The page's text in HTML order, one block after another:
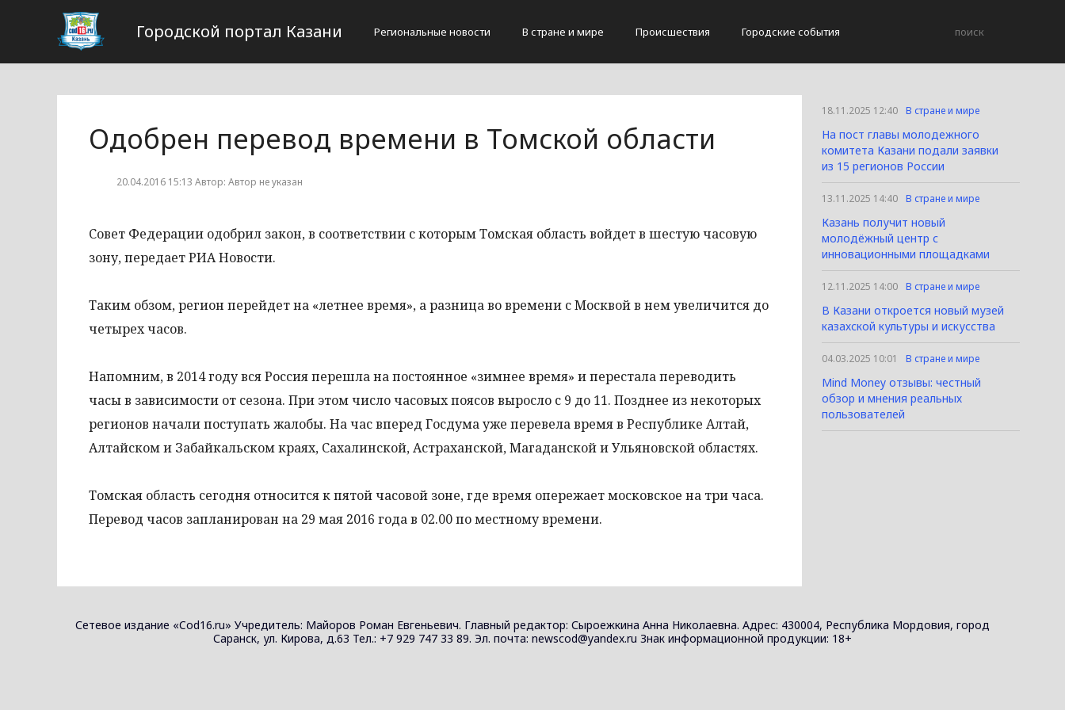
Городской портал Казани Региональные новости В стране и мире Происшествия Городские события
Одобрен перевод времени в Томской области
20.04.2016 15:13 Автор: Автор не указан
Совет Федерации одобрил закон, в соответствии с которым Томская область войдет в шестую часовую
зону, передает РИА Новости.
Таким обзом, регион перейдет на «летнее время», а разница во времени с Москвой в нем увеличится до
четырех часов.
Напомним, в 2014 году вся Россия перешла на постоянное «зимнее время» и перестала переводить
часы в зависимости от сезона. При этом число часовых поясов выросло с 9 до 11. Позднее из некоторых
регионов начали поступать жалобы. На час вперед Госдума уже перевела время в Республике Алтай,
Алтайском и Забайкальском краях, Сахалинской, Астраханской, Магаданской и Ульяновской областях.
Томская область сегодня относится к пятой часовой зоне, где время опережает московское на три часа.
Перевод часов запланирован на 29 мая 2016 года в 02.00 по местному времени.
18.11.2025 12:40 В стране и мире
На пост главы молодежного
комитета Казани подали заявки
из 15 регионов России
13.11.2025 14:40 В стране и мире
Казань получит новый
молодёжный центр с
инновационными площадками
12.11.2025 14:00 В стране и мире
В Казани откроется новый музей
казахской культуры и искусства
04.03.2025 10:01 В стране и мире
Mind Money отзывы: честный
обзор и мнения реальных
пользователей
Сетевое издание «Cod16.ru» Учредитель: Майоров Роман Евгеньевич. Главный редактор: Сыроежкина Анна Николаевна. Адрес: 430004, Республика Мордовия, город
Саранск, ул. Кирова, д.63 Тел.: +7 929 747 33 89. Эл. почта: newscod@yandex.ru Знак информационной продукции: 18+